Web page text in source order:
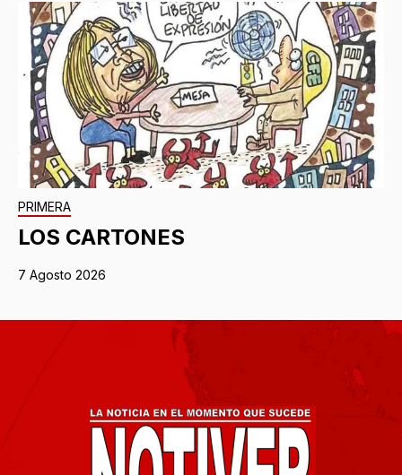
PRIMERA
LOS CARTONES
7 Agosto 2026